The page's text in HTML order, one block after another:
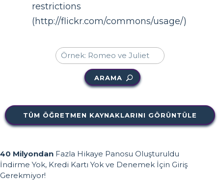
restrictions
(http://flickr.com/commons/usage/)
ARAMA
TÜM ÖĞRETMEN KAYNAKLARINI GÖRÜNTÜLE
40 Milyondan Fazla Hikaye Panosu Oluşturuldu
İndirme Yok, Kredi Kartı Yok ve Denemek İçin Giriş
Gerekmiyor!